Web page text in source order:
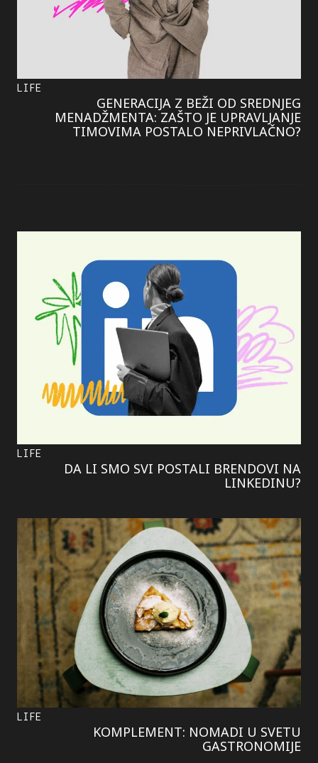
LIFE
GENERACIJA Z BEŽI OD SREDNJEG
MENADŽMENTA: ZAŠTO JE UPRAVLJANJE
TIMOVIMA POSTALO NEPRIVLAČNO?
LIFE
DA LI SMO SVI POSTALI BRENDOVI NA
LINKEDINU?
LIFE
KOMPLEMENT: NOMADI U SVETU
GASTRONOMIJE